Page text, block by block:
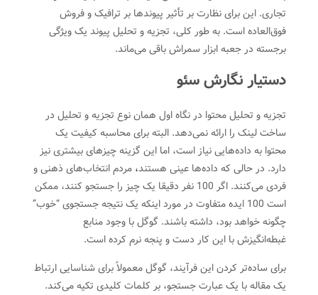
تجاری. این برای نظارت بر تأثیر پیوندها بر ترافیک و فروش
فوق‌العاده است. به طور کلی، تجزیه و تحلیل پیوند یک ویژگی
برجسته در جعبه ابزار سمراش باقی می‌ماند.
دستیار نگارش سئو
تجزیه و تحلیل محتوا در نگاه اول همان نوع تجزیه و تحلیل در
ساخت لینک را ارائه نمی‌دهد. البته برای محاسبه کیفیت یک
محتوا به داده‌هایی نیاز است، اما این گزینه چیزهای بیشتری نیز
دارد. در حالی که داده‌ها عینی هستند، مردم انتخاب‌های ذهنی و
فردی می‌کنند. اگر 100 نفر دقیقا یک چیز را جستجو کنند، ممکن
است 100 ایده متفاوت در مورد اینکه یک نتیجه جستجوی “خوب”
چگونه خواهد بود، داشته باشند. گوگل با وجود منابع
غبطه‌انگیزش با این کار دست و پنجه نرم کرده است.
برای ساده‌تر کردن این فرآیند، گوگل معمولاً برای شناسایی ارتباط
یک مقاله با یک عبارت جستجو، بر کلمات کلیدی تکیه می‌کند.